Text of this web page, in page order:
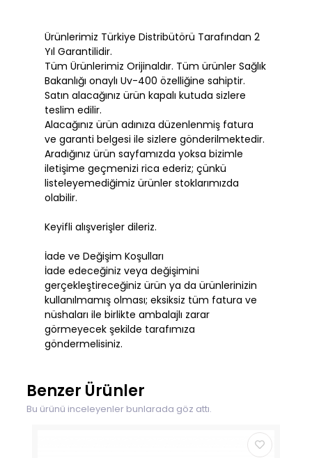
Ürünlerimiz Türkiye Distribütörü Tarafından 2
Yıl Garantilidir.
Tüm Ürünlerimiz Orijinaldır. Tüm ürünler Sağlık
Bakanlığı onaylı Uv-400 özelliğine sahiptir.
Satın alacağınız ürün kapalı kutuda sizlere
teslim edilir.
Alacağınız ürün adınıza düzenlenmiş fatura
ve garanti belgesi ile sizlere gönderilmektedir.
Aradığınız ürün sayfamızda yoksa bizimle
iletişime geçmenizi rica ederiz; çünkü
listeleyemediğimiz ürünler stoklarımızda
olabilir.
Keyifli alışverişler dileriz.
İade ve Değişim Koşulları
İade edeceğiniz veya değişimini
gerçekleştireceğiniz ürün ya da ürünlerinizin
kullanılmamış olması; eksiksiz tüm fatura ve
nüshaları ile birlikte ambalajlı zarar
görmeyecek şekilde tarafımıza
göndermelisiniz.
Benzer Ürünler
Bu ürünü inceleyenler bunlarada göz attı.